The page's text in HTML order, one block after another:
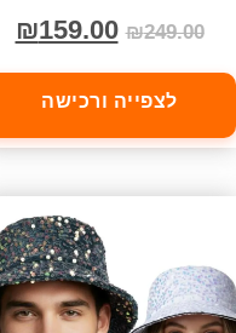
₪249.00
₪159.00
לצפייה ורכישה